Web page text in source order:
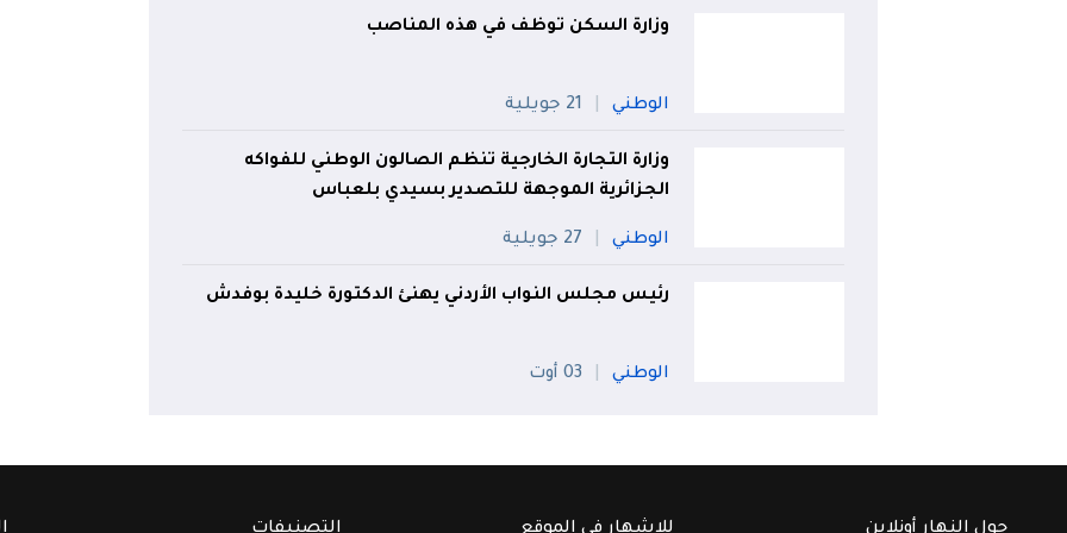
وزارة السكن توظف في هذه المناصب
الوطني 21 جويلية
وزارة التجارة الخارجية تنظم الصالون الوطني للفواكه
الجزائرية الموجهة للتصدير بسيدي بلعباس
الوطني 27 جويلية
رئيس مجلس النواب الأردني يهنئ الدكتورة خليدة بوفدش
الوطني 03 أوت
حول النهار أونلاين للإشهار في الموقع التصنيفات